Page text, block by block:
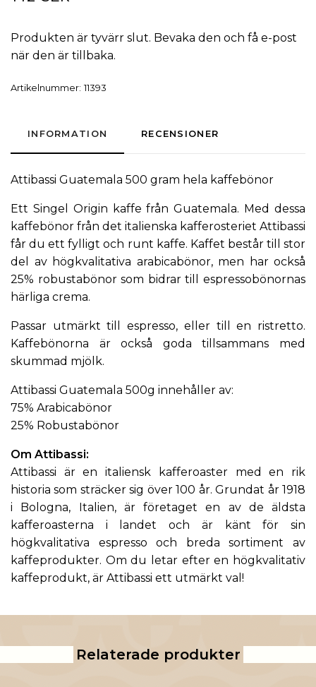
Produkten är tyvärr slut. Bevaka den och få e-post
när den är tillbaka.
Artikelnummer: 11393
INFORMATION RECENSIONER
Attibassi Guatemala 500 gram hela kaffebönor
Ett Singel Origin kaffe från Guatemala. Med dessa
kaffebönor från det italienska kafferosteriet Attibassi
får du ett fylligt och runt kaffe. Kaffet består till stor
del av högkvalitativa arabicabönor, men har också
25% robustabönor som bidrar till espressobönornas
härliga crema.
Passar utmärkt till espresso, eller till en ristretto.
Kaffebönorna är också goda tillsammans med
skummad mjölk.
Attibassi Guatemala 500g innehåller av:
75% Arabicabönor
25% Robustabönor
Om Attibassi:
Attibassi är en italiensk kafferoaster med en rik
historia som sträcker sig över 100 år. Grundat år 1918
i Bologna, Italien, är företaget en av de äldsta
kafferoasterna i landet och är känt för sin
högkvalitativa espresso och breda sortiment av
kaffeprodukter. Om du letar efter en högkvalitativ
kaffeprodukt, är Attibassi ett utmärkt val!
Relaterade produkter